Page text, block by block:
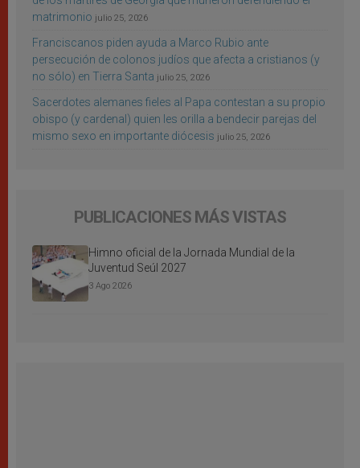
matrimonio julio 25, 2026
Franciscanos piden ayuda a Marco Rubio ante
persecución de colonos judíos que afecta a cristianos (y
no sólo) en Tierra Santa julio 25, 2026
Sacerdotes alemanes fieles al Papa contestan a su propio
obispo (y cardenal) quien les orilla a bendecir parejas del
mismo sexo en importante diócesis julio 25, 2026
PUBLICACIONES MÁS VISTAS
Himno oficial de la Jornada Mundial de la
Juventud Seúl 2027
3 Ago 2026